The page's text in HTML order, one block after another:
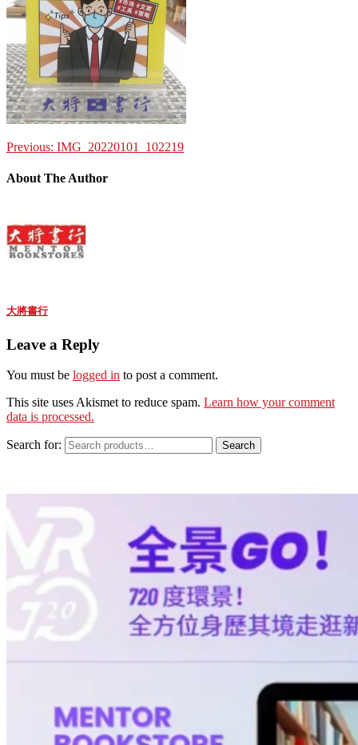
Previous: IMG_20220101_102219
About The Author
大將書行
Leave a Reply
You must be logged in to post a comment.
This site uses Akismet to reduce spam. Learn how your comment
data is processed.
Search for: Search